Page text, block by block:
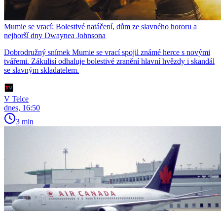
Mumie se vrací: Bolestivé natáčení, dům ze slavného hororu a
nejhorší dny Dwaynea Johnsona
Dobrodružný snímek Mumie se vrací spojil známé herce s novými
tvářemi. Zákulisí odhaluje bolestivé zranění hlavní hvězdy i skandál
se slavným skladatelem.
V Telce
dnes, 16:50
3 min